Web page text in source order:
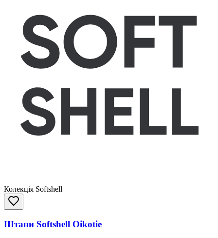
Колекція Softshell
Штани Softshell Oikotie